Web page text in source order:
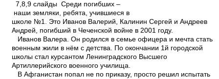
7,8,9 слайды Среди погибших –
наши земляки, ребята, учившиеся в
школе №1. Это Иванов Валерий, Калинин Сергей и Андреев
Андрей, погибший в Чеченской войне в 2001 году.
Иванов Валера. Он родился в семье офицера и мечта стать
военным жили в нём с детства. По окончании 1­й городской
школы стал курсантом Ленинградского Высшего
Артиллерийского военного училища.
В Афганистан попал не по приказу, просто решил испытать